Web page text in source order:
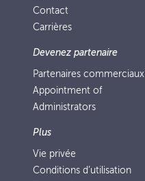
Contact
Carrières
Devenez partenaire
Partenaires commerciaux
Appointment of
Administrators
Plus
Vie privée
Conditions d’utilisation